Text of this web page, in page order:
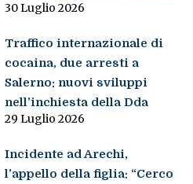
30 Luglio 2026
Traffico internazionale di
cocaina, due arresti a
Salerno: nuovi sviluppi
nell’inchiesta della Dda
29 Luglio 2026
Incidente ad Arechi,
l’appello della figlia: “Cerco